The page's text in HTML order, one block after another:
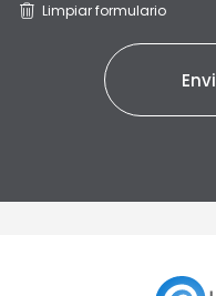
Limpiar formulario